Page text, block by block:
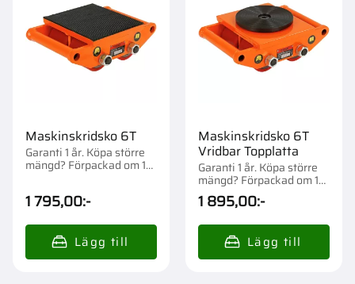
Maskinskridsko 6T
Garanti 1 år. Köpa större
mängd? Förpackad om 1
1 795,00:-
Maskinskridsko 6T
Vridbar Topplatta
Garanti 1 år. Köpa större
mängd? Förpackad om 1
st.
1 895,00:-